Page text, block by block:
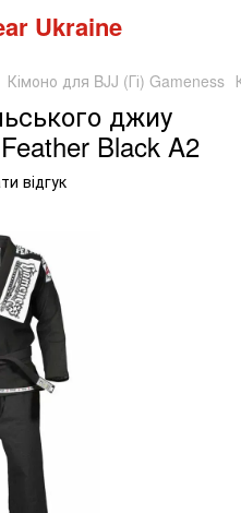
Ukraine
Кімоно для BJJ (Гі) Gameness
джиу
Black A2
відгук